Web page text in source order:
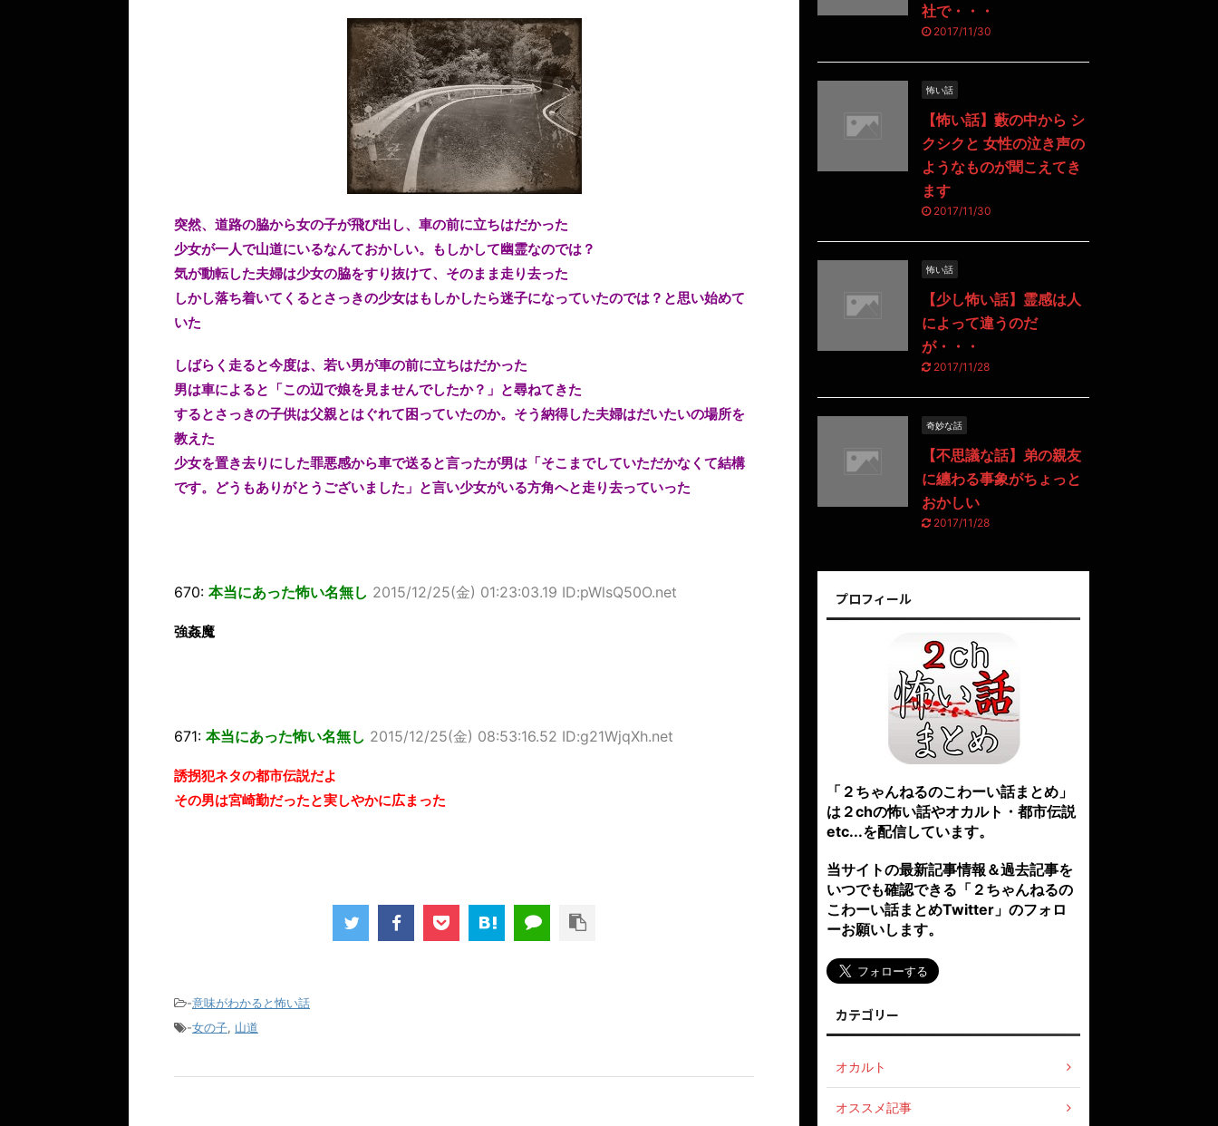
突然、道路の脇から女の子が飛び出し、車の前に立ちはだかった
少女が一人で山道にいるなんておかしい。もしかして幽霊なのでは？
気が動転した夫婦は少女の脇をすり抜けて、そのまま走り去った
しかし落ち着いてくるとさっきの少女はもしかしたら迷子になっていたのでは？と思い始めて
いた
しばらく走ると今度は、若い男が車の前に立ちはだかった
男は車によると「この辺で娘を見ませんでしたか？」と尋ねてきた
するとさっきの子供は父親とはぐれて困っていたのか。そう納得した夫婦はだいたいの場所を
教えた
少女を置き去りにした罪悪感から車で送ると言ったが男は「そこまでしていただかなくて結構
です。どうもありがとうございました」と言い少女がいる方角へと走り去っていった
670: 本当にあった怖い名無し 2015/12/25(金) 01:23:03.19 ID:pWlsQ50O.net
強姦魔
671: 本当にあった怖い名無し 2015/12/25(金) 08:53:16.52 ID:g21WjqXh.net
誘拐犯ネタの都市伝説だよ
その男は宮崎勤だったと実しやかに広まった
-意味がわかると怖い話
-女の子, 山道
社で・・・
2017/11/30
怖い話
【怖い話】藪の中から シ
クシクと 女性の泣き声の
ようなものが聞こえてき
ます
2017/11/30
怖い話
【少し怖い話】霊感は人
によって違うのだ
が・・・
2017/11/28
奇妙な話
【不思議な話】弟の親友
に纏わる事象がちょっと
おかしい
2017/11/28
プロフィール
「２ちゃんねるのこわーい話まとめ」
は２chの怖い話やオカルト・都市伝説
etc...を配信しています。
当サイトの最新記事情報＆過去記事を
いつでも確認できる「２ちゃんねるの
こわーい話まとめTwitter」のフォロ
ーお願いします。
カテゴリー
オカルト
オススメ記事